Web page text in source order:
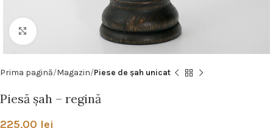
Click pentru a mări
Prima pagină Magazin Piese de şah unicat
Piesă şah – regină
225,00 lei